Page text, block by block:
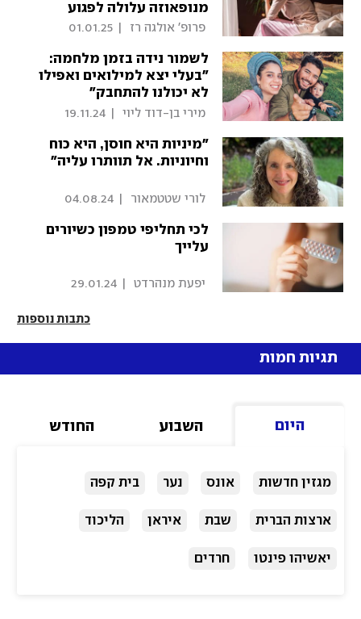
מנופאוזה עלולה לפגוע
במערכת החיסון
פרופ' אולגה רז 01.01.25
לשמור נידה בזמן מלחמה:
"בעלי יצא למילואים ואפילו
לא יכולנו להתחבק"
מירי בן-דוד ליוי 19.11.24
"מיניות היא חוסן, היא כוח
וחיוניות. אל תוותרו עליה"
לורי שטטמאור 04.08.24
לכי תחליפי טמפון כשיורים
עלייך
יפעת מנהרדט 29.01.24
כתבות נוספות
תגיות חמות
היום השבוע החודש
מגזין חדשות אונס נער בית קפה
ארצות הברית שבת איראן הליכוד
יאשיהו פינטו חרדים